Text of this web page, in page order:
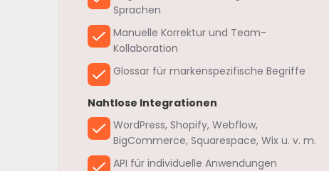
Sprachen
Manuelle Korrektur und Team-
Kollaboration
Glossar für markenspezifische Begriffe
Nahtlose Integrationen
WordPress, Shopify, Webflow,
BigCommerce, Squarespace, Wix u. v. m.
API für individuelle Anwendungen